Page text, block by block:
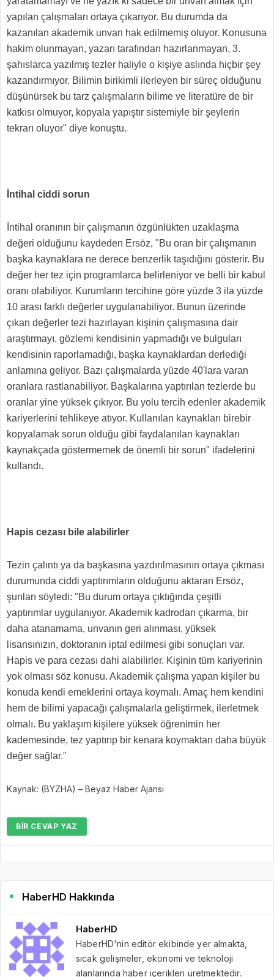
yapılan çalışmaları ortaya çıkarıyor. Bu durumda da
kazanılan akademik unvan hak edilmemiş oluyor. Konusuna
hakim olunmayan, yazarı tarafından hazırlanmayan, 3.
şahıslarca yazılmış tezler haliyle o kişiye aslında hiçbir şey
kazandırmıyor. Bilimin birikimli ilerleyen bir süreç olduğunu
düşünürsek bu tarz çalışmaların bilime ve literatüre de bir
katkısı olmuyor, kopyala yapıştır sistemiyle bir şeylerin
tekrarı oluyor" diye konuştu.
İntihal ciddi sorun
İntihal oranının bir çalışmanın özgünlükten uzaklaşma
değeri olduğunu kaydeden Ersöz, "Bu oran bir çalışmanın
başka kaynaklara ne derece benzerlik taşıdığını gösterir. Bu
değer her tez için programlarca belirleniyor ve belli bir kabul
oranı olabiliyor. Kurumların tercihine göre yüzde 3 ila yüzde
10 arası farklı değerler uygulanabiliyor. Bunun üzerinde
çıkan değerler tezi hazırlayan kişinin çalışmasına dair
araştırmayı, gözlemi kendisinin yapmadığı ve bulguları
kendisinin raporlamadığı, başka kaynaklardan derlediği
anlamına geliyor. Bazı çalışmalarda yüzde 40'lara varan
oranlara rastlanabiliyor. Başkalarına yaptırılan tezlerde bu
oranlar yine yüksek çıkıyor. Bu yolu tercih edenler akademik
kariyerlerini tehlikeye atıyor. Kullanılan kaynakları birebir
kopyalamak sorun olduğu gibi faydalanılan kaynakları
kaynakçada göstermemek de önemli bir sorun" ifadelerini
kullandı.
Hapis cezası bile alabilirler
Tezin çalıntı ya da başkasına yazdırılmasının ortaya çıkması
durumunda ciddi yaptırımların olduğunu aktaran Ersöz,
şunları söyledi: "Bu durum ortaya çıktığında çeşitli
yaptırımlar uygulanıyor. Akademik kadrodan çıkarma, bir
daha atanamama, unvanın geri alınması, yüksek
lisansınızın, doktoranın iptal edilmesi gibi sonuçları var.
Hapis ve para cezası dahi alabilirler. Kişinin tüm kariyerinin
yok olması söz konusu. Akademik çalışma yapan kişiler bu
konuda kendi emeklerini ortaya koymalı. Amaç hem kendini
hem de bilimi yapacağı çalışmalarla geliştirmek, ilerletmek
olmalı. Bu yaklaşım kişilere yüksek öğrenimin her
kademesinde, tez yaptırıp bir kenara koymaktan daha büyük
değer sağlar."
Kaynak: (BYZHA) – Beyaz Haber Ajansı
BIR CEVAP YAZ
HaberHD Hakkında
HaberHD
HaberHD'nin editör ekibinde yer almakta,
sıcak gelişmeler, ekonomi ve teknoloji
alanlarında haber içerikleri üretmektedir.